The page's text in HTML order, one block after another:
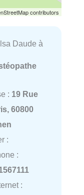
contributors
Daude à
: 19 Rue
60800
:
:
: